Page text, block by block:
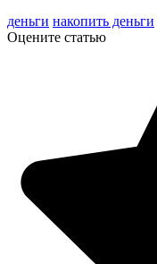
деньги накопить деньги
Оцените статью